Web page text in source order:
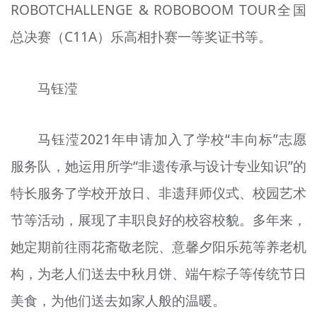
ROBOTCHALLENGE & ROBOBOOM TOUR全国
总决赛（C11A）乐高相扑赛一等奖证书等。
马钰滢
马钰滢2021年申请加入了学校“丰向标”志愿
服务队，她运用所学“非遗传承与设计专业知识”的
特长服务了学校开放日、非遗拜师仪式、校园艺术
节等活动，展现了丰职良好的校容校貌。多年来，
她定期前往雨花斋敬老院、意馨夕阳乐苑等养老机
构，为老人们送去中秋月饼、端午粽子等传统节日
美食，为他们送去如家人般的温暖。